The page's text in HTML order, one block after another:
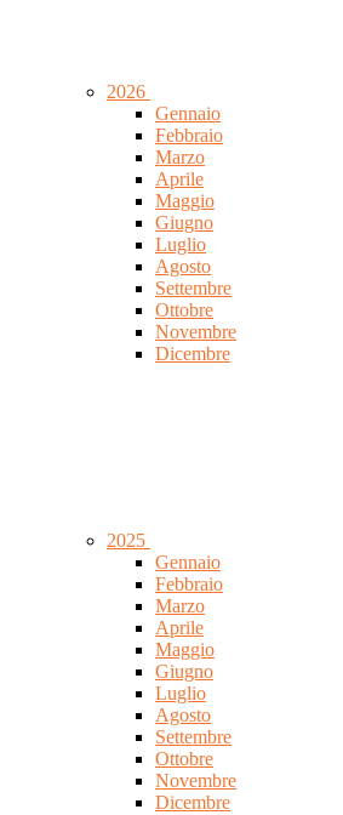
2026
Gennaio
Febbraio
Marzo
Aprile
Maggio
Giugno
Luglio
Agosto
Settembre
Ottobre
Novembre
Dicembre
2025
Gennaio
Febbraio
Marzo
Aprile
Maggio
Giugno
Luglio
Agosto
Settembre
Ottobre
Novembre
Dicembre